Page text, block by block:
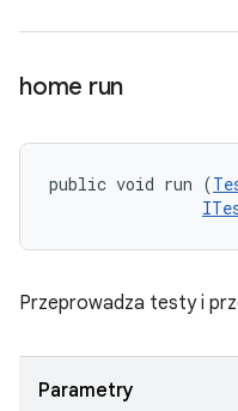
home run
public void run (
Przeprowadza testy i
Parametry